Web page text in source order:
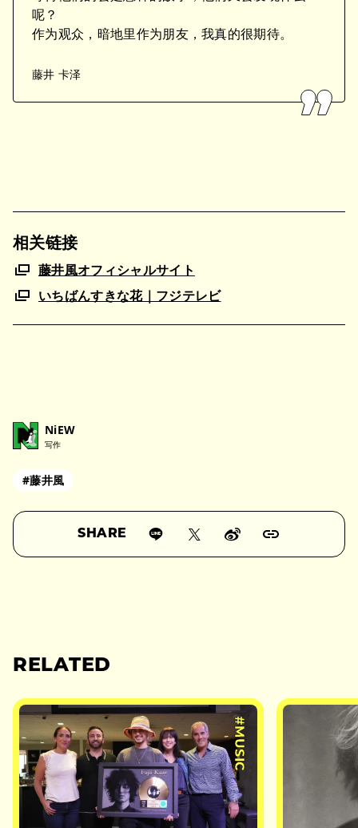
呢？
作为观众，暗地里作为朋友，我真的很期待。
藤井 卡泽
相关链接
藤井風オフィシャルサイト
いちばんすきな花｜フジテレビ
NiEW
写作
#藤井風
SHARE
RELATED
#MUSIC